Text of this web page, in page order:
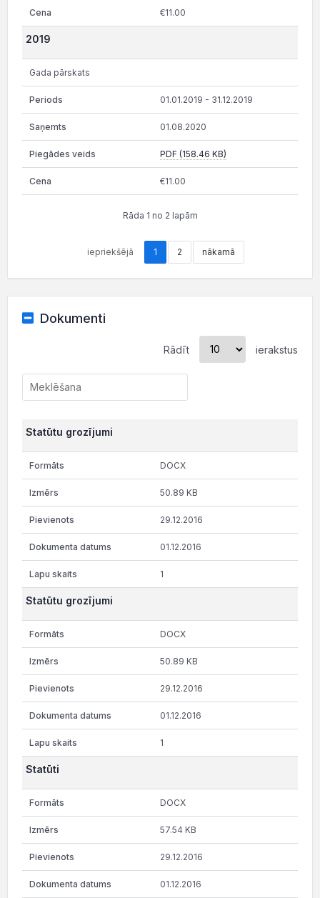
€11.00
2019
Gada pārskats
01.01.2019 - 31.12.2019
01.08.2020
PDF (158.46 KB)
€11.00
Rāda 1 no 2 lapām
iepriekšējā 1 2 nākamā
Dokumenti
Rādīt ierakstus
Statūtu grozījumi
DOCX
50.89 KB
29.12.2016
01.12.2016
1
Statūtu grozījumi
DOCX
50.89 KB
29.12.2016
01.12.2016
1
Statūti
DOCX
57.54 KB
29.12.2016
01.12.2016